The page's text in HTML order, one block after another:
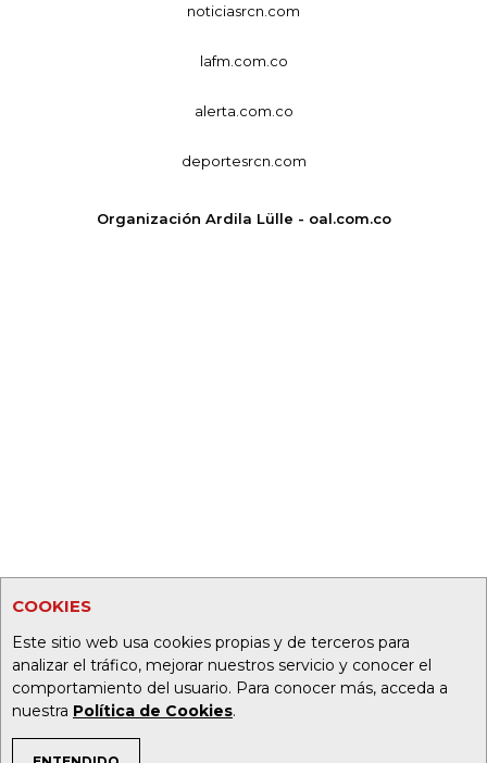
COOKIES
Este sitio web usa cookies propias y de terceros para
analizar el tráfico, mejorar nuestros servicio y conocer el
comportamiento del usuario. Para conocer más, acceda a
nuestra Política de Cookies.
noticiasrcn.com
lafm.com.co
alerta.com.co
deportesrcn.com
Organización Ardila Lülle - oal.com.co